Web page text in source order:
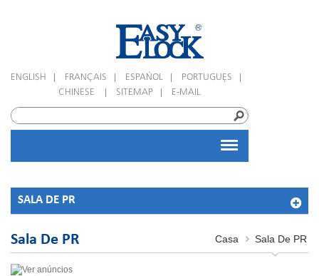
ENGLISH FRANÇAIS ESPAÑOL PORTUGUÊS
CHINESE SITEMAP E-MAIL
SALA DE PR
Sala De PR Casa Sala De PR